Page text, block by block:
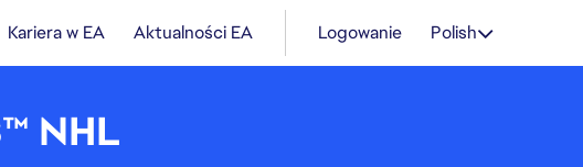
Kariera w EA Aktualności EA Logowanie Polish
NHL